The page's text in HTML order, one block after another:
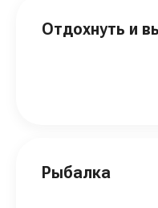
Отдохнуть и
Рыбалка